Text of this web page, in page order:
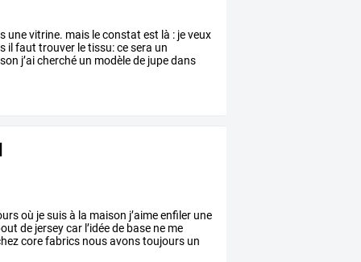
unevitrine. mais leconstat est là : jeveux
il faut trouver letissu:cesera un
j’aicherché un modèlede jupedans
où jesuisà la maison j’aimeenfiler une
de jerseycar l’idéede base ne me
corefabrics nousavonstoujours un